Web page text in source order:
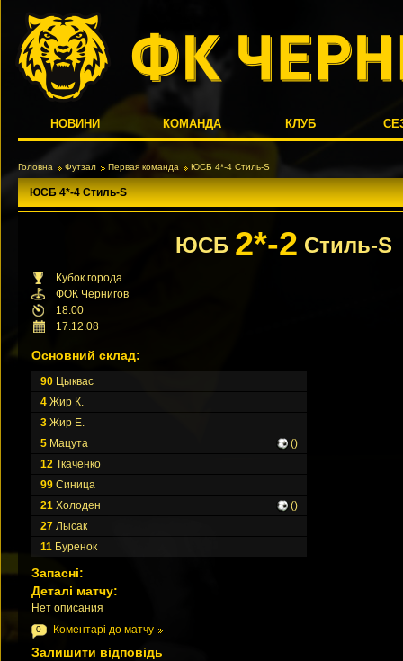
НОВИНИ КОМАНДА КЛУБ
Головна Футзал Первая команда ЮСБ 4*-4 Стиль-S
ЮСБ 4*-4 Стиль-S
ЮСБ 2*-2 Стиль-S
Кубок города
ФОК Чернигов
18.00
17.12.08
Основний склад:
90 Цыквас
4 Жир К.
3 Жир Е.
5 Мацута
()
12 Ткаченко
99 Синица
21 Холоден
()
27 Лысак
11 Буренок
Запасні:
Деталі матчу:
Нет описания
0 Коментарі до матчу
Залишити відповідь